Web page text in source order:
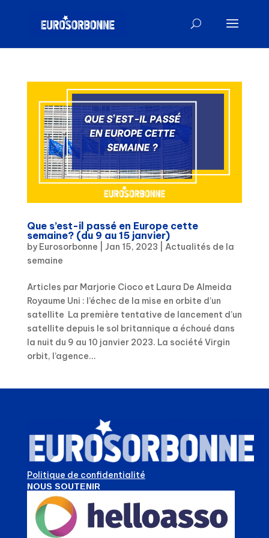
Que s’est-il passé en Europe cette
semaine? (du 9 au 15 janvier)
by Eurosorbonne Jan 15, 2023
Actualités de la
semaine
Articles par Marjorie Cioco et Laura De Almeida
Royaume Uni : l’échec de la mise en orbite d’un
satellite La première tentative de lancement d’un
satellite depuis le sol britannique a échoué dans
la nuit du 9 au 10 janvier 2023. La société Virgin
orbit, l’agence...
Politique de confidentialité
NOUS SOUTENIR